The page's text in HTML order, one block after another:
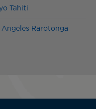
Tahiti
Angeles Rarotonga